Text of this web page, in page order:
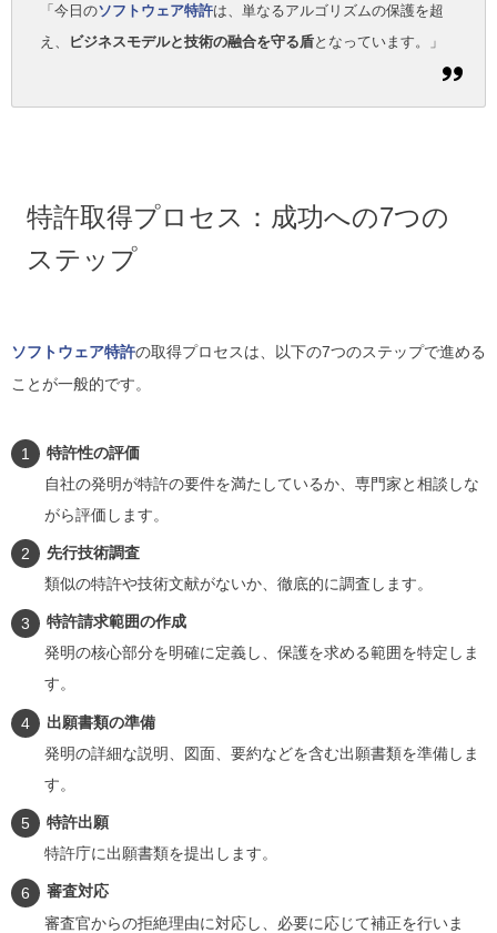
「今日のソフトウェア特許は、単なるアルゴリズムの保護を超
え、
ビジネスモデルと技術の融合を守る盾となっています。」
特許取得プロセス：成功への7つの
ステップ
ソフトウェア特許の取得プロセスは、以下の7つのステップで進める
ことが一般的です。
特許性の評価
自社の発明が特許の要件を満たしているか、専門家と相談しな
がら評価します。
先行技術調査
類似の特許や技術文献がないか、徹底的に調査します。
特許請求範囲の作成
発明の核心部分を明確に定義し、保護を求める範囲を特定しま
す。
出願書類の準備
発明の詳細な説明、図面、要約などを含む出願書類を準備しま
す。
特許出願
特許庁に出願書類を提出します。
審査対応
審査官からの拒絶理由に対応し、必要に応じて補正を行いま